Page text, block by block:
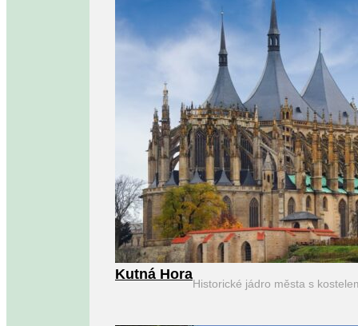
Kutná Hora
Historické jádro města s